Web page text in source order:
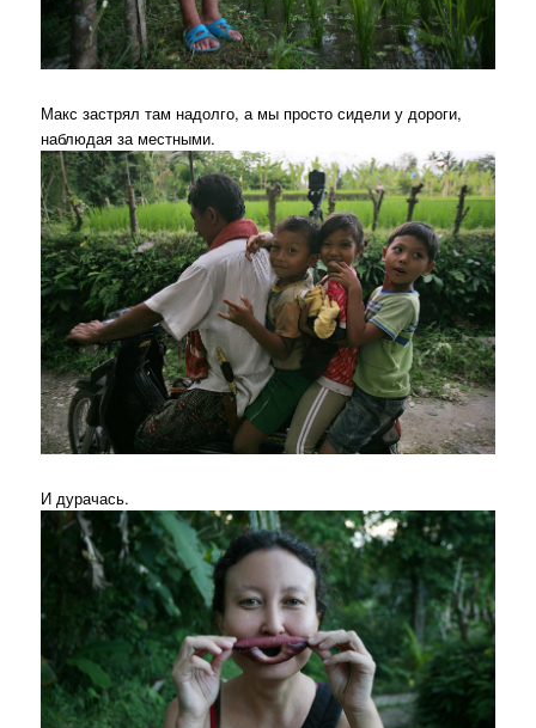
Макс застрял там надолго, а мы просто сидели у дороги,
наблюдая за местными.
И дурачась.